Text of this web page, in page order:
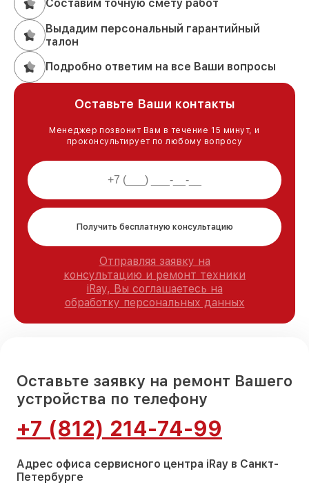
Составим точную смету работ
Выдадим персональный гарантийный
талон
Подробно ответим на все Ваши вопросы
Оставьте Ваши контакты
Менеджер позвонит Вам в течение 15 минут, и
проконсультирует по любому вопросу
Получить бесплатную консультацию
Отправляя заявку на
консультацию и ремонт техники
iRay, Вы соглашаетесь на
обработку персональных данных
Оставьте заявку на ремонт Вашего
устройства по телефону
+7 (812) 214-74-99
Адрес офиса сервисного центра iRay в Санкт-
Петербурге